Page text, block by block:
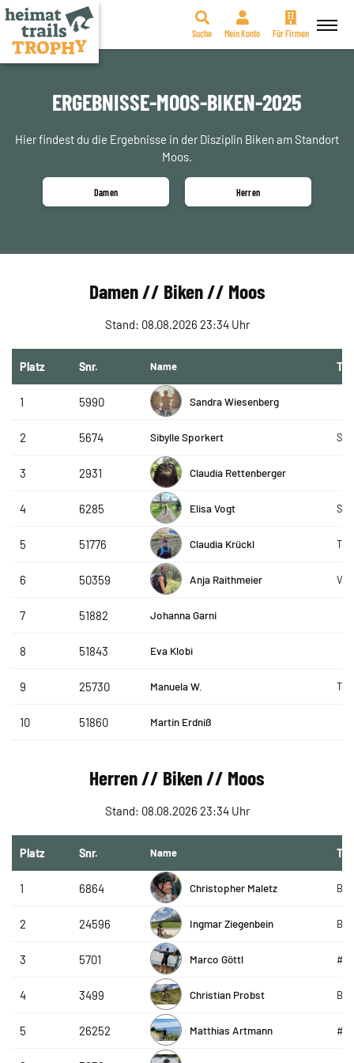
Zum
Suche Mein Konto Für Firmen
ERGEBNISSE-MOOS-BIKEN-2025
Hier findest du die Ergebnisse in der Disziplin Biken am Standort
Moos.
Damen Herren
Damen // Biken // Moos
Stand: 08.08.2026 23:34 Uhr
Platz Snr. Name
1 5990 Sandra Wiesenberg
2 5674 Sibylle Sporkert
3 2931 Claudia Rettenberger
4 6285 Elisa Vogt
5 51776 Claudia Krückl
6 50359 Anja Raithmeier
7 51882 Johanna Garni
8 51843 Eva Klobi
9 25730 Manuela W.
10 51860 Martin Erdniß
Herren // Biken // Moos
Stand: 08.08.2026 23:34 Uhr
Platz Snr. Name
1 6864 Christopher Maletz
2 24596 Ingmar Ziegenbein
3 5701 Marco Göttl
4 3499 Christian Probst
5 26252 Matthias Artmann